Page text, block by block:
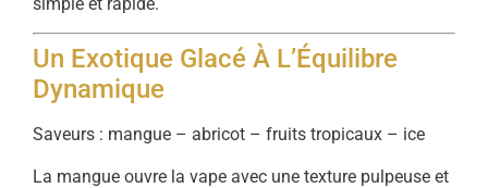
Un Exotique Glacé À L’Équilibre
Dynamique
Saveurs : mangue – abricot – fruits tropicaux – ice
La mangue ouvre la vape avec une texture pulpeuse et